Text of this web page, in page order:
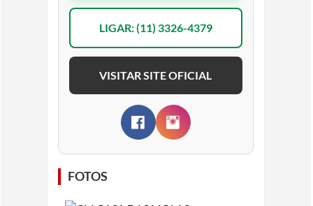
LIGAR: (11) 3326-4379
VISITAR SITE OFICIAL
FOTOS